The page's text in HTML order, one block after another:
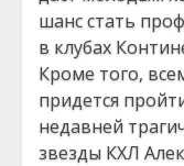
шанс стать
в клубах
Кроме того,
придется
недавней
звезды КХЛ